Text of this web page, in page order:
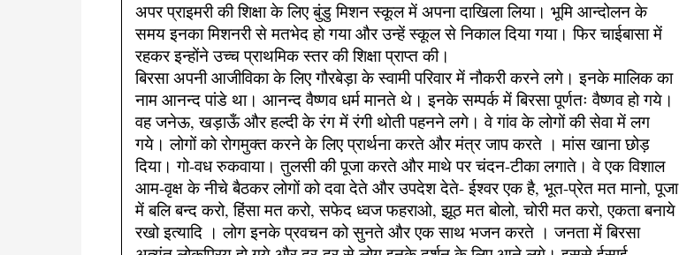
अपर प्राइमरी की शिक्षा के लिए बुंडु मिशन स्कूल में अपना दाखिला लिया। भूमि आन्दोलन के
समय इनका मिशनरी से मतभेद हो गया और उन्हें स्कूल से निकाल दिया गया। फिर चाईबासा में
रहकर इन्होंने उच्च प्राथमिक स्तर की शिक्षा प्राप्त की।
बिरसा अपनी आजीविका के लिए गौरबेड़ा के स्वामी परिवार में नौकरी करने लगे। इनके मालिक का
नाम आनन्द पांडे था। आनन्द वैष्णव धर्म मानते थे। इनके सम्पर्क में बिरसा पूर्णतः वैष्णव हो गये।
वह जनेऊ, खड़ाऊँ और हल्दी के रंग में रंगी थोती पहनने लगे। वे गांव के लोगों की सेवा में लग
गये। लोगों को रोगमुक्त करने के लिए प्रार्थना करते और मंत्र जाप करते । मांस खाना छोड़
दिया। गो-वध रुकवाया। तुलसी की पूजा करते और माथे पर चंदन-टीका लगाते। वे एक विशाल
आम-वृक्ष के नीचे बैठकर लोगों को दवा देते और उपदेश देते- ईश्वर एक है, भूत-प्रेत मत मानो, पूजा
में बलि बन्द करो, हिंसा मत करो, सफेद ध्वज फहराओ, झूठ मत बोलो, चोरी मत करो, एकता बनाये
रखो इत्यादि । लोग इनके प्रवचन को सुनते और एक साथ भजन करते । जनता में बिरसा